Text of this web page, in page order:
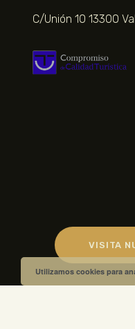
C/Unión 10 13300
VISITA
Utilizamos cookies para